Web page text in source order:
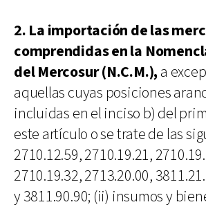
2. La importación de las
comprendidas en la
del Mercosur (N.C.M.),a
aquellas cuyas posiciones
incluidas en el inciso b) del
este artículo o se trate de las
2710.12.59, 2710.19.21,
2710.19.32, 2713.20.00,
y 3811.90.90; (ii) insumos y